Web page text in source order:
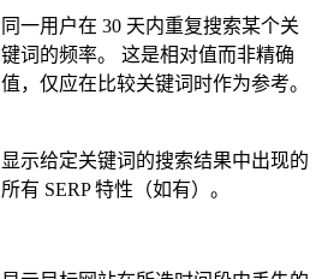
同一用户在 30 天内重复搜索某个关
键词的频率。 这是相对值而非精确
值，仅应在比较关键词时作为参考。
显示给定关键词的搜索结果中出现的
所有 SERP 特性（如有）。